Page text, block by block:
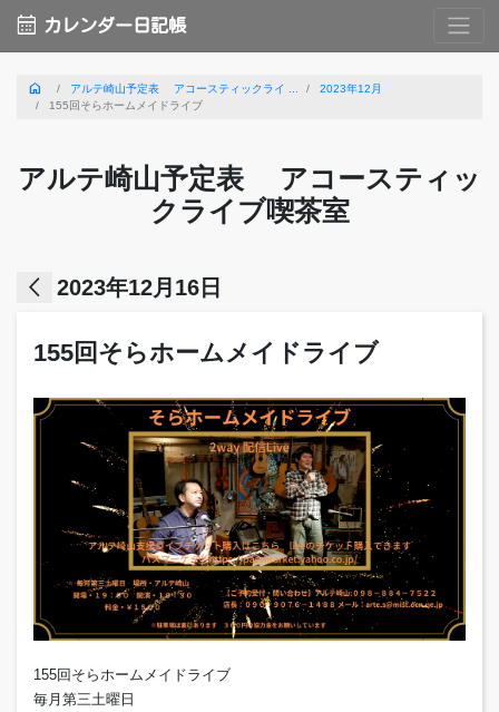
calendar_month カレンダー日記帳
home アルテ崎山予定表 アコースティックライ ...
2023年12月
155回そらホームメイドライブ
アルテ崎山予定表 アコースティッ
クライブ喫茶室
arrow_back_ios 2023年12月16日
155回そらホームメイドライブ
155回そらホームメイドライブ
毎月第三土曜日